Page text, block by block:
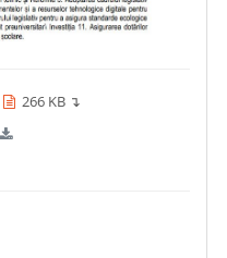
266 KB ↴